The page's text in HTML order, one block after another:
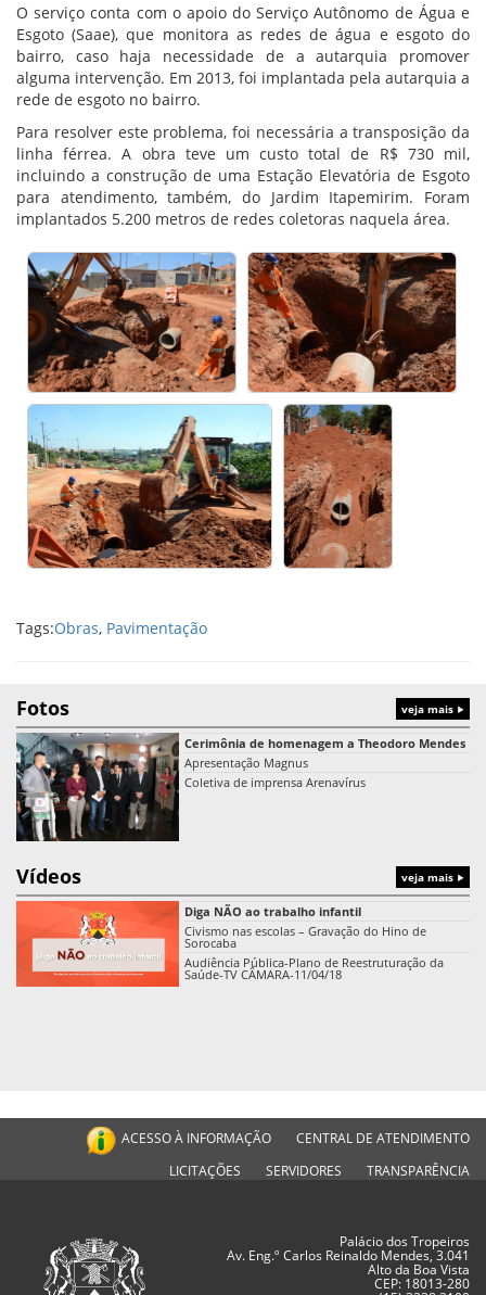
O serviço conta com o apoio do Serviço Autônomo de Água e
Esgoto (Saae), que monitora as redes de água e esgoto do
bairro, caso haja necessidade de a autarquia promover
alguma intervenção. Em 2013, foi implantada pela autarquia a
rede de esgoto no bairro.
Para resolver este problema, foi necessária a transposição da
linha férrea. A obra teve um custo total de R$ 730 mil,
incluindo a construção de uma Estação Elevatória de Esgoto
para atendimento, também, do Jardim Itapemirim. Foram
implantados 5.200 metros de redes coletoras naquela área.
Tags:Obras, Pavimentação
Fotos veja mais
Cerimônia de homenagem a Theodoro Mendes
Apresentação Magnus
Coletiva de imprensa Arenavírus
Vídeos veja mais
Diga NÃO ao trabalho infantil
Civismo nas escolas – Gravação do Hino de
Sorocaba
Audiência Pública-Plano de Reestruturação da
Saúde-TV CÂMARA-11/04/18
ACESSO À INFORMAÇÃO
CENTRAL DE ATENDIMENTO
LICITAÇÕES
SERVIDORES TRANSPARÊNCIA
Palácio dos Tropeiros
Av. Eng.º Carlos Reinaldo Mendes, 3.041
Alto da Boa Vista
CEP: 18013-280